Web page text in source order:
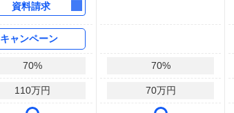
資料請求
キャンペーン
70%
110万円
70%
70万円